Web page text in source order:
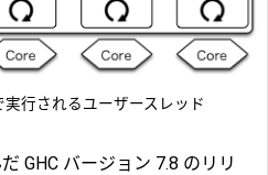
行されるユーザースレッド
GHC バージョン 7.8 のリリ